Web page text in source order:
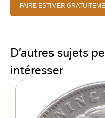
FAIRE ESTIMER
D’autres sujets
intéresser